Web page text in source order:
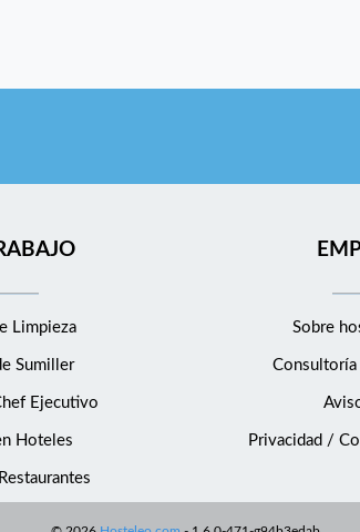
Limpieza
Sumiller
Ejecutivo
Hoteles
Sobre
Consultoría
Privacidad /